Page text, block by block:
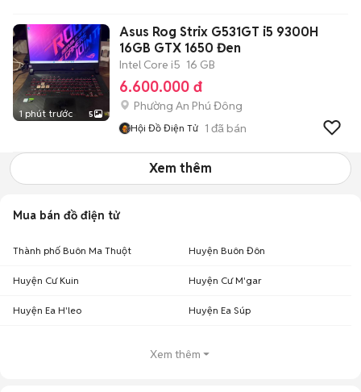
1 phút trước 5
Asus Rog Strix G531GT i5 9300H
16GB GTX 1650 Đen
Intel Core i5 16 GB
6.600.000 đ
Phường An Phú Đông
Hội Đồ Điện Tử 1 đã bán
Xem thêm
Mua bán đồ điện tử
Thành phố Buôn Ma Thuột Huyện Buôn Đôn
Huyện Cư Kuin Huyện Cư M'gar
Huyện Ea H'leo Huyện Ea Súp
Xem thêm